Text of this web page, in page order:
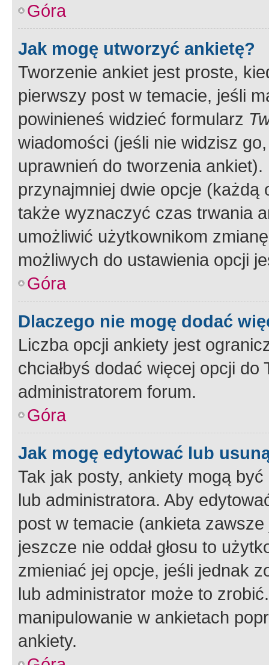
Góra
Jak mogę utworzyć ankietę?
Tworzenie ankiet jest proste,
pierwszy post w temacie, jeśli
powinieneś widzieć formularz
wiadomości (jeśli nie widzisz
uprawnień do tworzenia
przynajmniej dwie opcje
także wyznaczyć czas trwania
umożliwić użytkownikom
możliwych do ustawienia opcji
Góra
Dlaczego nie mogę dodać
Liczba opcji ankiety jest
chciałbyś dodać więcej opcji
administratorem forum.
Góra
Jak mogę edytować lub
Tak jak posty, ankiety mogą
lub administratora. Aby
post w temacie (ankieta
jeszcze nie oddał głosu to
zmieniać jej opcje, jeśli jednak
lub administrator może to
manipulowanie w ankietach
ankiety.